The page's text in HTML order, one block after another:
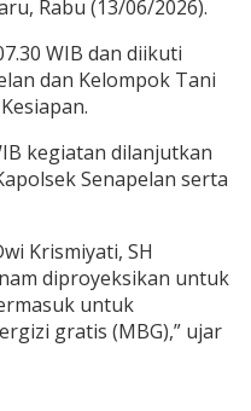
Rabu (13/06/2026).
WIB dan diikuti
dan Kelompok Tani
kegiatan dilanjutkan
Senapelan serta
Krismiyati, SH
diproyeksikan untuk
untuk
gratis (MBG),” ujar